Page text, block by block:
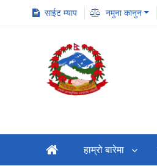
साईट म्याप नमुना कानुन
हाम्रो बारेमा